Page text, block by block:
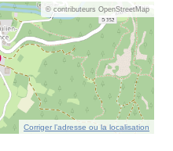
© contributeurs OpenStreetMap
Corriger l’adresse ou la localisation